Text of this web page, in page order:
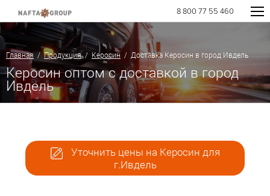
8 800 77 55 460
Главная /Продукция/ Керосин / Доставка Керосин в город Ивдель
Керосин оптом с доставкой в город
Ивдель
Уточнить цены на Керосин для
г.Ивдель